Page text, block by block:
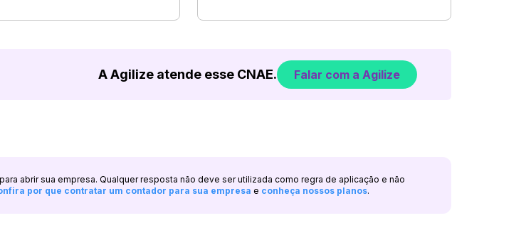
A Agilize atende esse CNAE. Falar com a Agilize
abrir sua empresa. Qualquer resposta não deve ser utilizada como regra de aplicação e não
por que contratar um contador para sua empresa e conheça nossos planos.